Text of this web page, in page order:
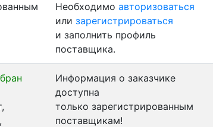
Необходимо авторизоваться
или зарегистрироваться
и заполнить профиль
поставщика.
Информация о заказчике
доступна
только зарегистрированным
поставщикам!